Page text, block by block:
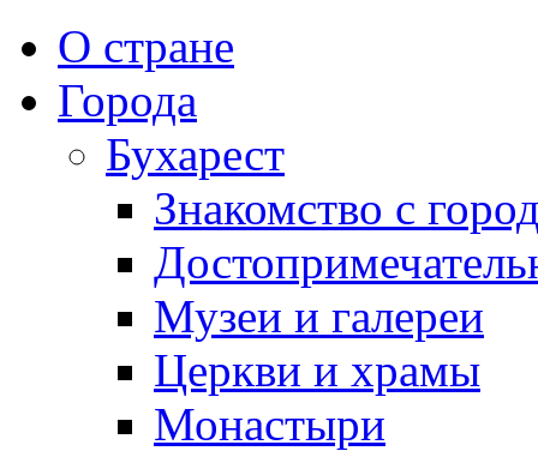
О стране
Города
Бухарест
Знакомство с
Музеи и галереи
Церкви и храмы
Монастыри